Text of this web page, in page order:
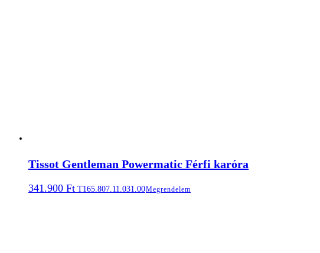
Tissot Gentleman Powermatic Férfi karóra
341.900 Ft T165.807.11.031.00Megrendelem